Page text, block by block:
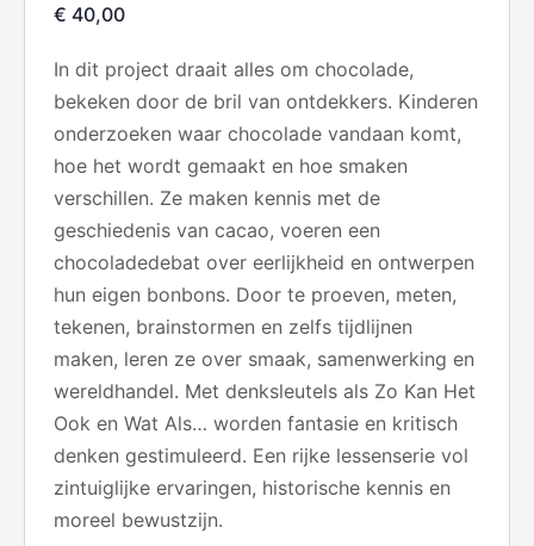
€ 40,00
In dit project draait alles om chocolade,
bekeken door de bril van ontdekkers. Kinderen
onderzoeken waar chocolade vandaan komt,
hoe het wordt gemaakt en hoe smaken
verschillen. Ze maken kennis met de
geschiedenis van cacao, voeren een
chocoladedebat over eerlijkheid en ontwerpen
hun eigen bonbons. Door te proeven, meten,
tekenen, brainstormen en zelfs tijdlijnen
maken, leren ze over smaak, samenwerking en
wereldhandel. Met denksleutels als Zo Kan Het
Ook en Wat Als… worden fantasie en kritisch
denken gestimuleerd. Een rijke lessenserie vol
zintuiglijke ervaringen, historische kennis en
moreel bewustzijn.